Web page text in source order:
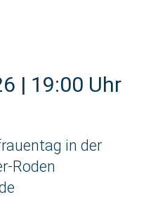
| 19:00 Uhr
in der
Roden